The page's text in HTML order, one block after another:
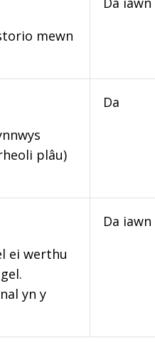
mewn
plâu)
Da
ei werthu
yn y
Da iawn